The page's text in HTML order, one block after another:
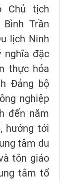
Chủ tịch
Trần
lịch Ninh
nghĩa đặc
thực hóa
Đảng bộ
nghiệp
đến năm
hướng tới
tâm du
tôn giáo
tâm tổ